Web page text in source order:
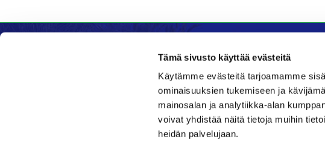
Tämä sivusto käyttää evästeitä
Käytämme evästeitä tarjoamamme
ominaisuuksien tukemiseen ja
mainosalan ja analytiikka-alan
voivat yhdistää näitä tietoja muihin
heidän palvelujaan.
Ravintola
Daniel's Bistro
Nykäläntie 177
62600 Lappajärvi